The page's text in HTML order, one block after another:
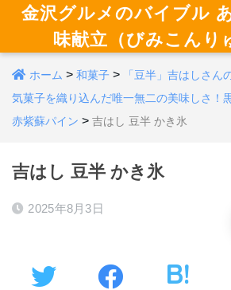
金沢グルメのバイブル
味献立（びみこんり
ホーム > 和菓子 >
「豆半」吉はしさん
気菓子を織り込んだ唯一無二の美味しさ！
赤紫蘇パイン > 吉はし 豆半 かき氷
吉はし 豆半 かき氷
2025年8月3日